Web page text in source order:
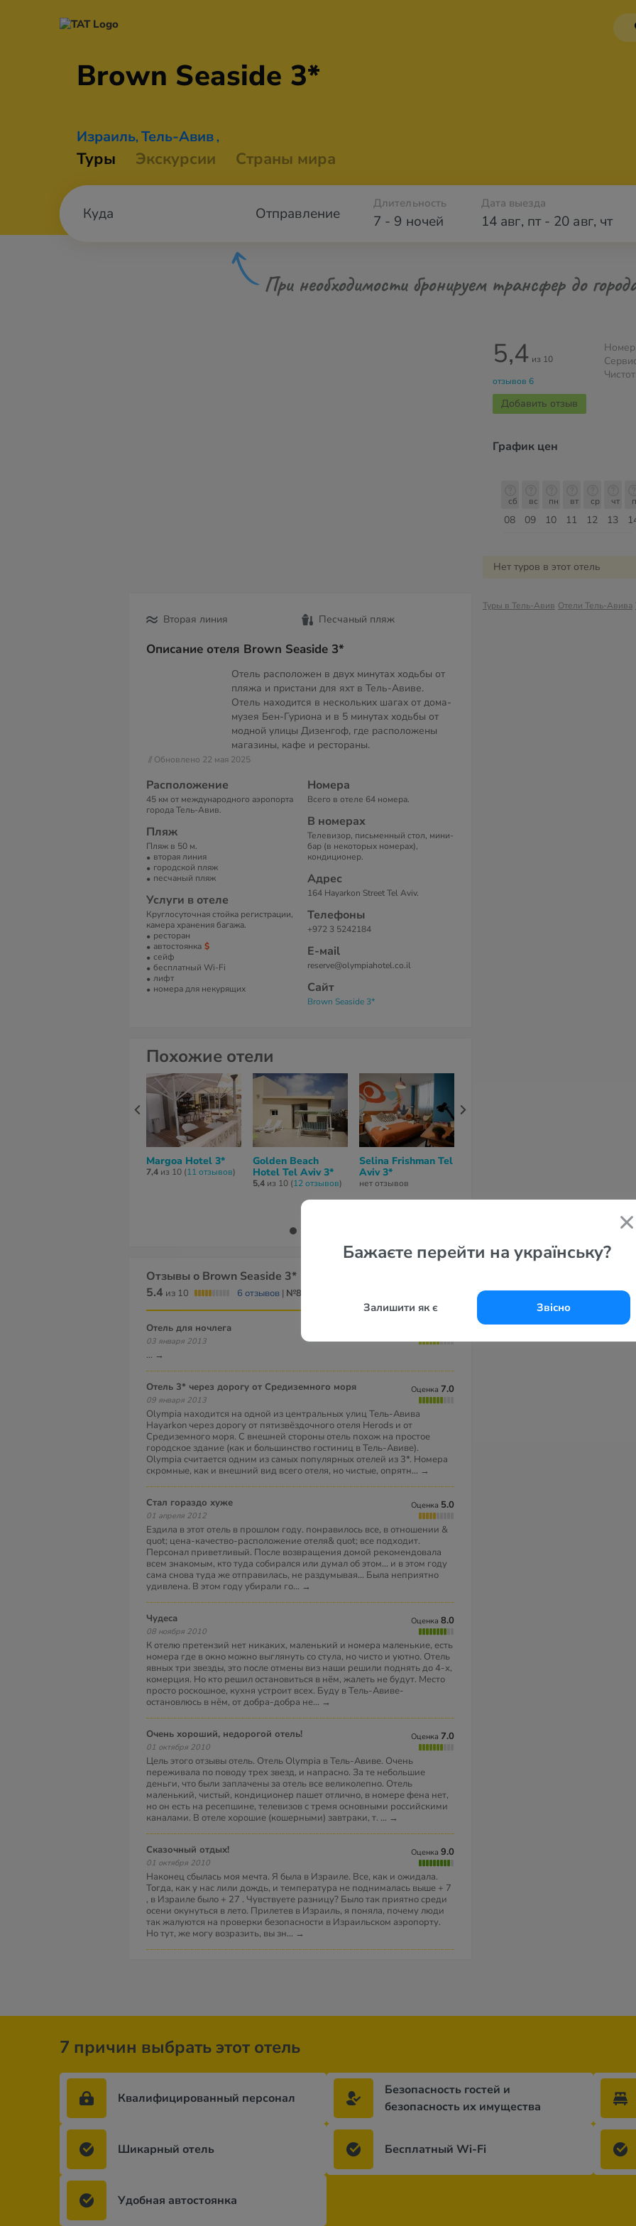
Бажаєте перейти на українську?
Залишити як є Звісно
Brown Seaside 3*
Израиль, Тель-Авив ,
Туры Экскурсии Страны мира
Отправление 7 - 9 ночей
Длительность Дата выезда
14 авг, пт- 20 авг, чт
При необходимости бронируем трансфер до
Вторая линия Песчаный пляж
Описание отеля Brown Seaside 3*
Отель расположен в двух минутах ходьбы от
пляжа и пристани для яхт в Тель-Авиве.
Отель находится в нескольких шагах от дома-
музея Бен-Гуриона и в 5 минутах ходьбы от
модной улицы Дизенгоф, где расположены
магазины, кафе и рестораны.
// Обновлено 22 мая 2025
Расположение
45 км от международного аэропорта
города Тель-Авив.
Пляж
Пляж в 50 м.
вторая линия
городской пляж
песчаный пляж
Услуги в отеле
Круглосуточная стойка регистрации,
камера хранения багажа.
ресторан
автостоянка
сейф
бесплатный Wi-Fi
лифт
номера для некурящих
Номера
Всего в отеле 64 номера.
В номерах
Телевизор, письменный стол, мини-
бар (в некоторых номерах),
кондиционер.
Адрес
164 Hayarkon Street Tel Aviv.
Телефоны
+972 3 5242184
Е-маil
reserve@olympiahotel.co.il
Сайт
Brown Seaside 3*
5,4 из 10
отзывов 6
Добавить отзыв
График цен
08
сб
09
вс
10
пн
11
вт
12
ср
13
чт
Нет туров в этот отель
Туры в Тель-Авив Отели Тель-Авива
Похожие отели
Margoa Hotel 3*
7,4 из 10 (11 отзывов)
Golden Beach
Hotel Tel Aviv 3*
5,4 из 10 (12 отзывов)
Selina Frishman Tel
Aviv 3*
нет отзывов
Отзывы о Brown Seaside 3*
5.4 из 10 6 отзывов | №8
отель для ночлега
03 января 2013
... →
Отель 3* через дорогу от Средиземного моря
09 января 2013
Оценка
7.0
Olympia находится на одной из центральных улиц Тель-Авива
Hayarkon через дорогу от пятизвёздочного отеля Herods и от
Средиземного моря. С внешней стороны отель похож на простое
городское здание (как и большинство гостиниц в Тель-Авиве).
Olympia cчитается одним из самых популярных отелей из 3*. Номера
скромные, как и внешний вид всего отеля, но чистые, опрятн... →
Стал гораздо хуже
01 апреля 2012
Оценка
5.0
Ездила в этот отель в прошлом году. понравилось все, в отношении &
quot; цена-качество-расположение отеля& quot; все подходит.
Персонал приветливый. После возвращения домой рекомендовала
всем знакомым, кто туда собирался или думал об этом... и в этом году
сама снова туда же отправилась, не раздумывая... Была неприятно
удивлена. В этом году убирали го... →
чудеса
08 ноября 2010
Оценка
8.0
К отелю претензий нет никаких, маленький и номера маленькие, есть
номера где в окно можно выглянуть со стула, но чисто и уютно. Отель
явных три звезды, это после отмены виз наши решили поднять до 4-х,
комерция. Но кто решил остановиться в нём, жалеть не будут. Место
просто роскошное, кухня устроит всех. Буду в Тель-Авиве-
остановлюсь в нём, от добра-добра не... →
Очень хороший, недорогой отель!
01 октября 2010
Оценка
7.0
Цель этого отзывы отель. Отель Olympia в Тель-Авиве. Очень
переживала по поводу трех звезд, и напрасно. За те небольшие
деньги, что были заплачены за отель все великолепно. Отель
маленький, чистый, кондиционер пашет отлично, в номере фена нет,
но он есть на ресепшине, телевизов с тремя основными российскими
каналами. В отеле хорошие (кошерными) завтраки, т. ... →
Сказочный отдых!
01 октября 2010
Оценка
9.0
Наконец сбылась моя мечта. Я была в Израиле. Все, как и ожидала.
Тогда, как у нас лили дождь, и температура не поднималась выше + 7
, в Израиле было + 27 . Чувствуете разницу? Было так приятно среди
осени окунуться в лето. Прилетев в Израиль, я поняла, почему люди
так жалуются на проверки безопасности в Израильском аэропорту.
Но тут, же могу возразить, вы зн... →
7 причин выбрать этот отель
Квалифицированный персонал
Безопасность гостей и
безопасность их имущества
Шикарный отель Бесплатный Wi-Fi
Удобная автостоянка